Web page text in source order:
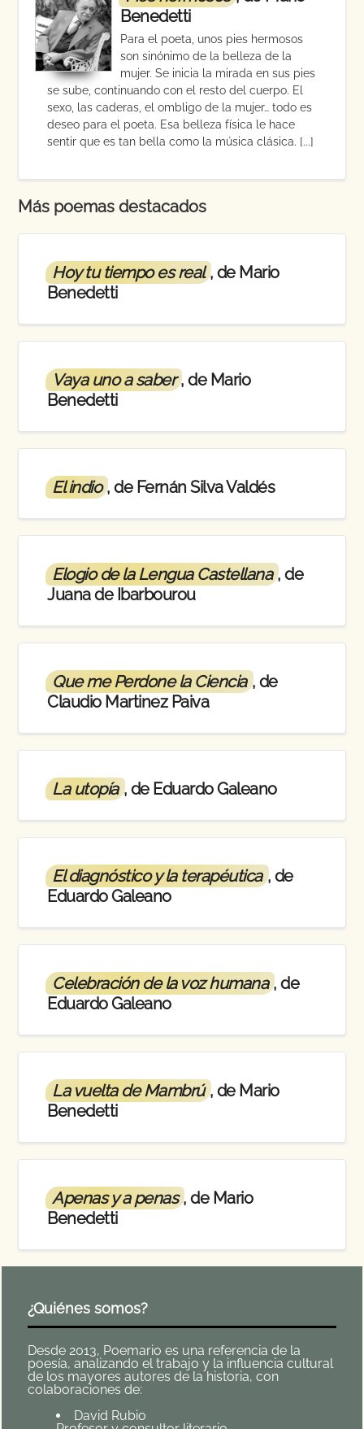
Benedetti
Para el poeta, unos pies hermosos
son sinónimo de la belleza de la
mujer. Se inicia la mirada en sus pies
se sube, continuando con el resto del cuerpo. El
sexo, las caderas, el ombligo de la mujer… todo es
deseo para el poeta. Esa belleza física le hace
sentir que es tan bella como la música clásica. [...]
Más poemas destacados
Hoy tu tiempo es real , de Mario
Benedetti
Vaya uno a saber , de Mario
Benedetti
El indio , de Fernán Silva Valdés
Elogio de la Lengua Castellana , de
Juana de Ibarbourou
Que me Perdone la Ciencia , de
Claudio Martinez Paiva
La utopía , de Eduardo Galeano
El diagnóstico y la terapéutica , de
Eduardo Galeano
Celebración de la voz humana , de
Eduardo Galeano
La vuelta de Mambrú , de Mario
Benedetti
Apenas y a penas , de Mario
Benedetti
¿Quiénes somos?
Desde 2013, Poemario es una referencia de la
poesía, analizando el trabajo y la influencia cultural
de los mayores autores de la historia, con
colaboraciones de:
David Rubio